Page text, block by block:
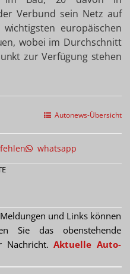
Verbund sein Netz auf
europäischen
wobei im Durchschnitt
zur Verfügung stehen
Autonews-Übersicht
whatsapp
und Links können
Sie das obenstehende
Nachricht.Aktuelle Auto-